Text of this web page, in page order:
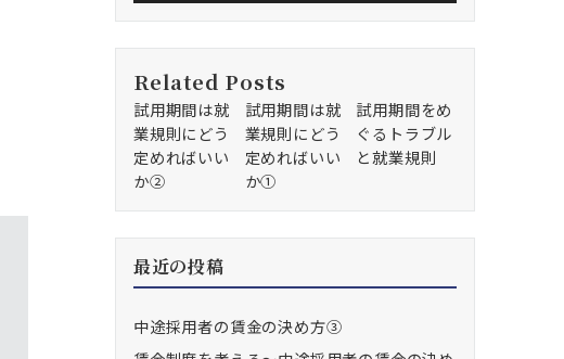
Related Posts
試用期間は就
業規則にどう
定めればいい
か②
試用期間は就
業規則にどう
定めればいい
か①
試用期間をめ
ぐるトラブル
と就業規則
最近の投稿
中途採用者の賃金の決め方③